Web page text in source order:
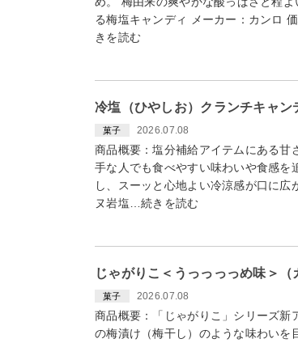
る梅塩キャンディ メーカー：カンロ
きを読む
冷塩（ひやしお）クランチキャ
菓子 2026.07.08
商品概要：塩分補給アイテムにある甘
手な人でも食べやすい味わいや食感を
し、スーッと心地よい冷涼感が口に
ヌ岩塩…続きを読む
じゃがりこ＜うっっっっめ味＞
菓子 2026.07.08
商品概要：「じゃがりこ」シリーズ新
の梅漬け（梅干し）のような味わいを